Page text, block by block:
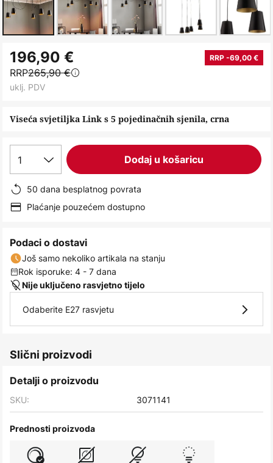
to
the
beginning
the
Viseća svjetiljka Link s 5 pojedinačnih sjenila, crna
196,90 € RRP -69,00 €
RRP265,90 €
uklj. PDV
1 Dodaj u košaricu
50 dana besplatnog povrata
Plaćanje pouzećem dostupno
Podaci o dostavi
Još samo nekoliko artikala na stanju
Rok isporuke: 4 - 7 dana
Nije uključeno rasvjetno tijelo
Odaberite E27 rasvjetu
Slični proizvodi
Detalji o proizvodu
SKU: 3071141
Prednosti proizvoda